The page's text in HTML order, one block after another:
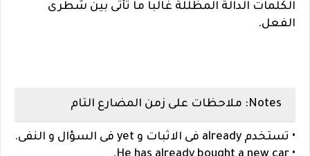
الكلمات الدالة المظللة غالبا ما تأتى بين شطرى
الفعل.
Notes: ملاحظات على زمن المضارع التام
• تستخدم already فى الاثبات و yet فى السؤال و النفى.